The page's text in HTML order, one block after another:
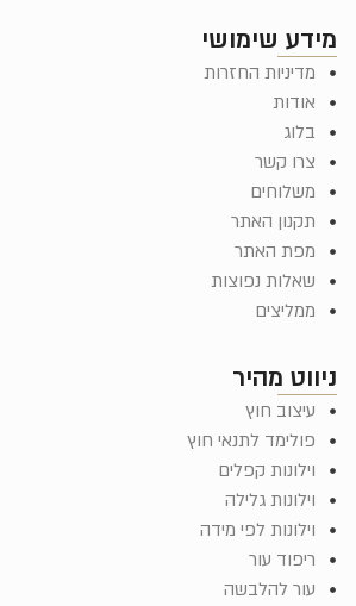
ניווט מהיר
עיצוב חוץ
פולימד לתנאי חוץ
וילונות קפלים
וילונות גלילה
וילונות לפי מידה
ריפוד עור
עור להלבשה
מידע שימושי
מדיניות החזרות
אודות
בלוג
צרו קשר
משלוחים
תקנון האתר
מפת האתר
שאלות נפוצות
ממליצים